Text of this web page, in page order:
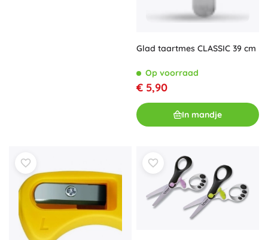
Glad taartmes CLASSIC 39 cm
Op voorraad
€ 5,90
In mandje